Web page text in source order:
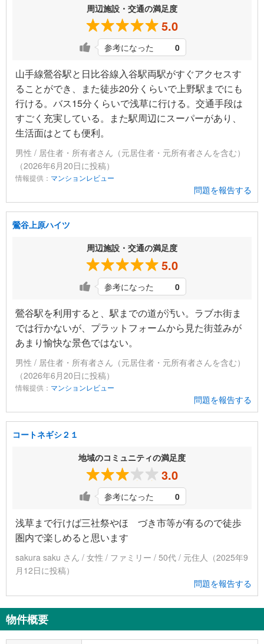
周辺施設・交通の満足度
5.0
参考になった 0
山手線鶯谷駅と日比谷線入谷駅両駅がすぐアクセスす
ることができ、また徒歩20分くらいで上野駅までにも
行ける。バス15分くらいで浅草に行ける。交通手段は
すごく充実している。また駅周辺にスーパーがあり、
生活面はとても便利。
男性 / 居住者・所有者さん（元居住者・元所有者さんを含む）
（2026年6月20日に投稿）
情報提供： マンションレビュー
問題を報告する
鶯谷上原ハイツ
周辺施設・交通の満足度
5.0
参考になった 0
鶯谷駅を利用すると、駅までの道が汚い。ラブホ街ま
では行かないが、プラットフォームから見た街並みが
あまり愉快な景色ではない。
男性 / 居住者・所有者さん（元居住者・元所有者さんを含む）
（2026年6月20日に投稿）
情報提供： マンションレビュー
問題を報告する
コートネギシ２１
地域のコミュニティの満足度
3.0
参考になった 0
浅草まで行けば三社祭やほゝづき市等が有るので徒歩
圏内で楽しめると思います
sakura saku さん / 女性 / ファミリー / 50代 / 元住人（2025年9
月12日に投稿）
問題を報告する
物件概要